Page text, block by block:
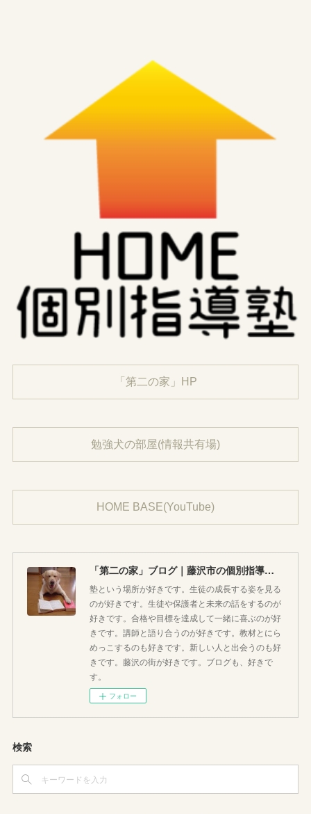
「第二の家」HP
勉強犬の部屋(情報共有場)
HOME BASE(YouTube)
「第二の家」ブログ｜藤沢市の個別指導塾のお話
塾という場所が好きです。生徒の成長する姿を見る
のが好きです。生徒や保護者と未来の話をするのが
好きです。合格や目標を達成して一緒に喜ぶのが好
きです。講師と語り合うのが好きです。教材とにら
めっこするのも好きです。新しい人と出会うのも好
きです。藤沢の街が好きです。ブログも、好きで
す。
フォロー
検索